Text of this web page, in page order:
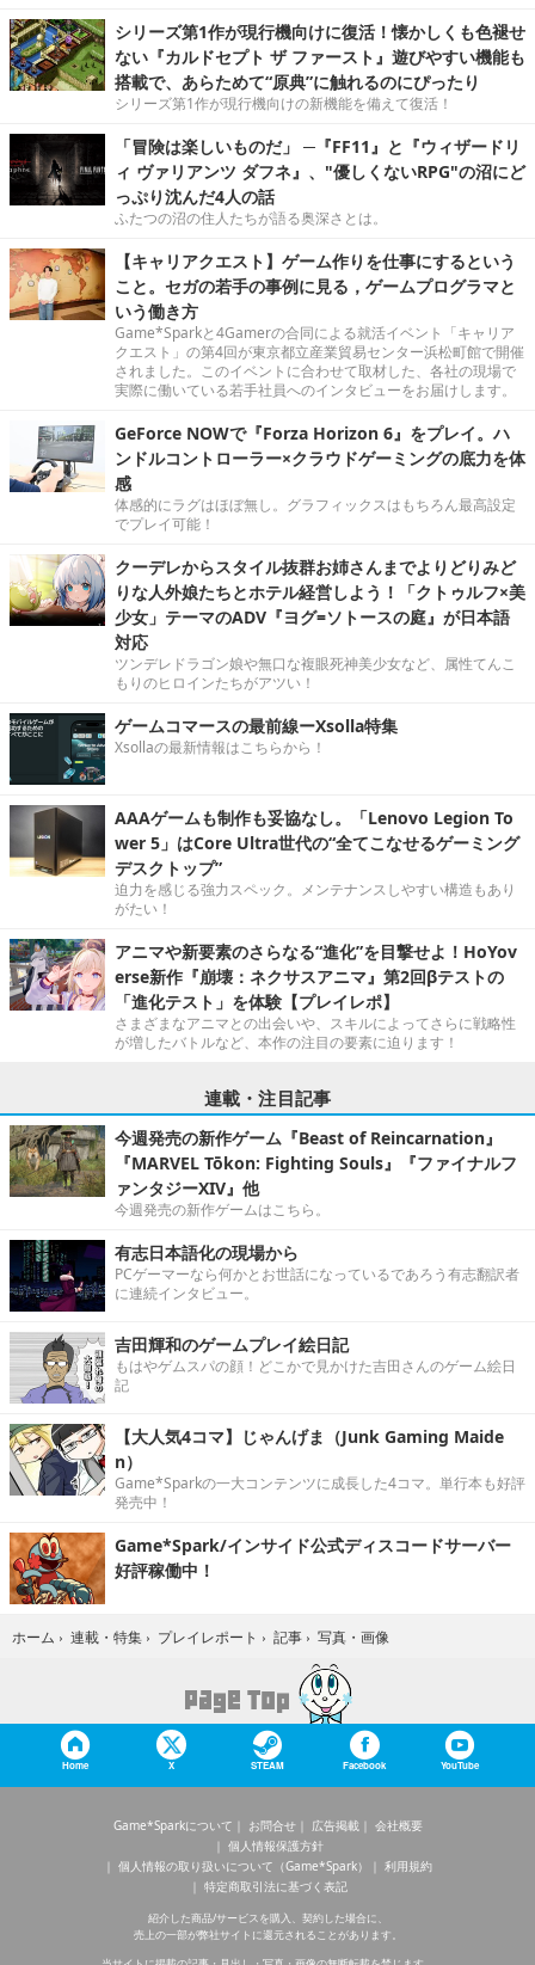
シリーズ第1作が現行機向けに復活！懐かしくも色褪せ
ない『カルドセプト ザ ファースト』遊びやすい機能も
搭載で、あらためて“原典”に触れるのにぴったり
シリーズ第1作が現行機向けの新機能を備えて復活！
「冒険は楽しいものだ」 ─『FF11』と『ウィザードリ
ィ ヴァリアンツ ダフネ』、"優しくないRPG"の沼にど
っぷり沈んだ4人の話
ふたつの沼の住人たちが語る奥深さとは。
【キャリアクエスト】ゲーム作りを仕事にするという
こと。セガの若手の事例に見る，ゲームプログラマと
いう働き方
Game*Sparkと4Gamerの合同による就活イベント「キャリア
クエスト」の第4回が東京都立産業貿易センター浜松町館で開催
されました。このイベントに合わせて取材した、各社の現場で
実際に働いている若手社員へのインタビューをお届けします。
GeForce NOWで『Forza Horizon 6』をプレイ。ハ
ンドルコントローラー×クラウドゲーミングの底力を体
感
体感的にラグはほぼ無し。グラフィックスはもちろん最高設定
でプレイ可能！
クーデレからスタイル抜群お姉さんまでよりどりみど
りな人外娘たちとホテル経営しよう！「クトゥルフ×美
少女」テーマのADV『ヨグ=ソトースの庭』が日本語
対応
ツンデレドラゴン娘や無口な複眼死神美少女など、属性てんこ
もりのヒロインたちがアツい！
ゲームコマースの最前線ーXsolla特集
Xsollaの最新情報はこちらから！
AAAゲームも制作も妥協なし。「Lenovo Legion To
wer 5」はCore Ultra世代の“全てこなせるゲーミング
デスクトップ”
迫力を感じる強力スペック。メンテナンスしやすい構造もあり
がたい！
アニマや新要素のさらなる“進化”を目撃せよ！HoYov
erse新作『崩壊：ネクサスアニマ』第2回βテストの
「進化テスト」を体験【プレイレポ】
さまざまなアニマとの出会いや、スキルによってさらに戦略性
が増したバトルなど、本作の注目の要素に迫ります！
連載・注目記事
今週発売の新作ゲーム『Beast of Reincarnation』
『MARVEL Tōkon: Fighting Souls』『ファイナルフ
ァンタジーXIV』他
今週発売の新作ゲームはこちら。
有志日本語化の現場から
PCゲーマーなら何かとお世話になっているであろう有志翻訳者
に連続インタビュー。
吉田輝和のゲームプレイ絵日記
もはやゲムスパの顔！どこかで見かけた吉田さんのゲーム絵日
記
【大人気4コマ】じゃんげま（Junk Gaming Maide
n）
Game*Sparkの一大コンテンツに成長した4コマ。単行本も好評
発売中！
Game*Spark/インサイド公式ディスコードサーバー
好評稼働中！
ホーム › 連載・特集 › プレイレポート › 記事 › 写真・画像
Home X STEAM Facebook YouTube
Game*Sparkについて お問合せ 広告掲載
会社概要
個人情報保護方針
個人情報の取り扱いについて（Game*Spark）
利用規約
特定商取引法に基づく表記
紹介した商品/サービスを購入、契約した場合に、
売上の一部が弊社サイトに還元されることがあります。